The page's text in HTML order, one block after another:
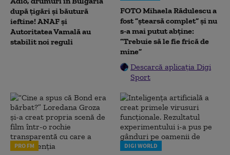
după țigări și băutură
ieftine! ANAF și
Autoritatea Vamală au
stabilit noi reguli
FOTO Mihaela Rădulescu a
fost ”ștearsă complet” și nu
s-a mai putut abține:
”Trebuie să le fie frică de
mine”
Descarcă aplicația Digi
Sport
PRO FM DIGI WORLD